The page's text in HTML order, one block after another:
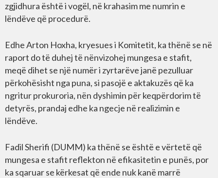
zgjidhura është i vogël, në krahasim me numrin e
lëndëve që procedurë.
Edhe Arton Hoxha, kryesues i Komitetit, ka thënë se në
raport do të duhej të nënvizohej mungesa e stafit,
meqë dihet se një numër i zyrtarëve janë pezulluar
përkohësisht nga puna, si pasojë e aktakuzës që ka
ngritur prokuroria, nën dyshimin për keqpërdorim të
detyrës, prandaj edhe ka ngecje në realizimin e
lëndëve.
Fadil Sherifi (DUMM) ka thënë se është e vërtetë që
mungesa e stafit reflekton në efikasitetin e punës, por
ka sqaruar se kërkesat që ende nuk kanë marrë